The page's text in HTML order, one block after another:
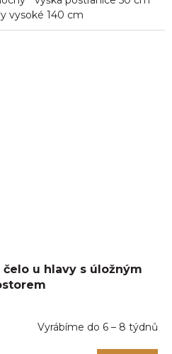
vysoké 140 cm
čelo u hlavy s úložným
Vyrábíme do 6 – 8 týdnů